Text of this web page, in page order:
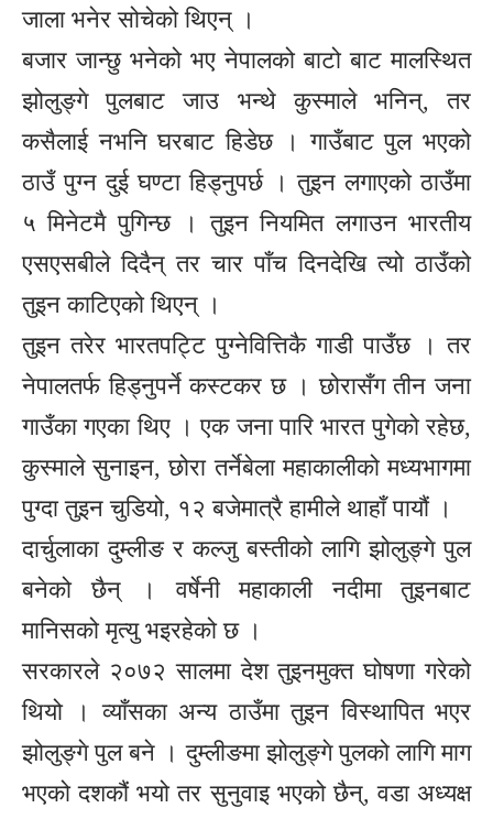
जाला भनेर सोचेको थिएन् ।
बजार जान्छु भनेको भए नेपालको बाटो बाट मालस्थित
झोलुङ्गे पुलबाट जाउ भन्थे कुस्माले भनिन्, तर
कसैलाई नभनि घरबाट हिडेछ । गाउँबाट पुल भएको
ठाउँ पुग्न दुई घण्टा हिड्नुपर्छ । तुइन लगाएको ठाउँमा
५ मिनेटमै पुगिन्छ । तुइन नियमित लगाउन भारतीय
एसएसबीले दिदैन् तर चार पाँच दिनदेखि त्यो ठाउँको
तुइन काटिएको थिएन् ।
तुइन तरेर भारतपट्टि पुग्नेवित्तिकै गाडी पाउँछ । तर
नेपालतर्फ हिड्नुपर्ने कस्टकर छ । छोरासँग तीन जना
गाउँका गएका थिए । एक जना पारि भारत पुगेको रहेछ,
कुस्माले सुनाइन, छोरा तर्नेबेला महाकालीको मध्यभागमा
पुग्दा तुइन चुडियो, १२ बजेमात्रै हामीले थाहाँ पायौं ।
दार्चुलाका दुम्लीङ र कल्जु बस्तीको लागि झोलुङ्गे पुल
बनेको छैन् । वर्षेनी महाकाली नदीमा तुइनबाट
मानिसको मृत्यु भइरहेको छ ।
सरकारले २०७२ सालमा देश तुइनमुक्त घोषणा गरेको
थियो । व्याँसका अन्य ठाउँमा तुइन विस्थापित भएर
झोलुङ्गे पुल बने । दुम्लीङमा झोलुङ्गे पुलको लागि माग
भएको दशकौं भयो तर सुनुवाइ भएको छैन्, वडा अध्यक्ष